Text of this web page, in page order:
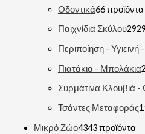
Οδοντικά66 προϊόντα
Παιχνίδια Σκύλου29
Περιποίηση - Υγιεινή
Πιατάκια - Μπολάκια
Συρμάτινα Κλουβιά -
Τσάντες Μεταφοράς1
Μικρό Ζώο4343 προϊόντα